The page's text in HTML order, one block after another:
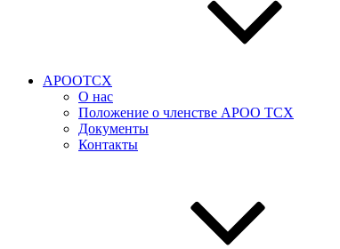
АРООТСХ
О нас
Положение о членстве АРОО ТСХ
Документы
Контакты